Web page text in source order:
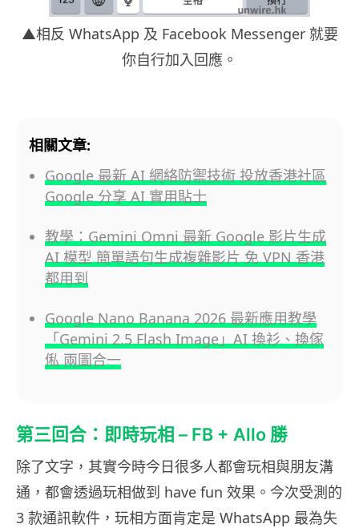
▲相反 WhatsApp 及 Facebook Messenger 就要
你自行加入回應。
相關文章:
Google 最新 AI 網絡防禦技術 投放香港社區
Google 分享 AI 實用貼士
教學：Gemini Omni 最新 Google 影片生成
AI 模型 簡單語句生成複雜影片 免 VPN 香港
都用到
Google Nano Banana 2026 最新應用教學
「Gemini 2.5 Flash Image」AI 換衫、換傢
俬 兩圖合一
第三回合：即時玩相 – FB + Allo 勝
除了文字，其實今時今日很多人都會玩相與朋友溝
通，都會透過玩相做到 have fun 效果。今次受測的
3 款通訊軟件，玩相方面肯定是 WhatsApp 最為失